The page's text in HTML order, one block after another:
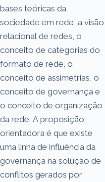
bases teóricas da
sociedade em rede, a visão
relacional de redes, o
conceito de categorias do
formato de rede, o
conceito de assimetrias, o
conceito de governança e
o conceito de organização
da rede. A proposição
orientadora é que existe
uma linha de influência da
governança na solução de
conflitos gerados por